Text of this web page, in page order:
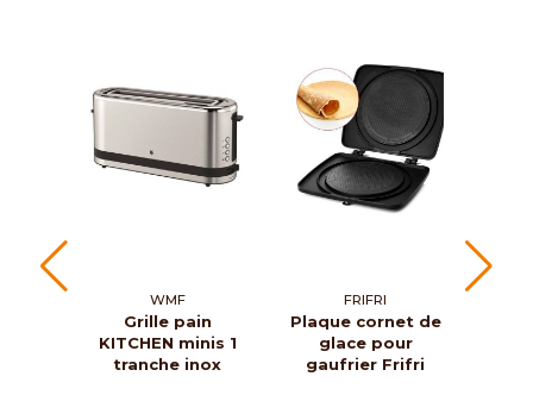
WMF
Grille pain
KITCHEN minis 1
tranche inox
FRIFRI
Plaque cornet de
glace pour
gaufrier Frifri